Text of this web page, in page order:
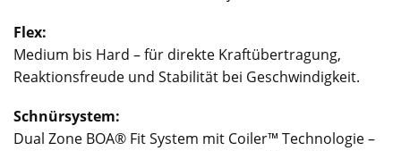
Flex:
Medium bis Hard – für direkte Kraftübertragung,
Reaktionsfreude und Stabilität bei Geschwindigkeit.
Schnürsystem:
Dual Zone BOA® Fit System mit Coiler™ Technologie –